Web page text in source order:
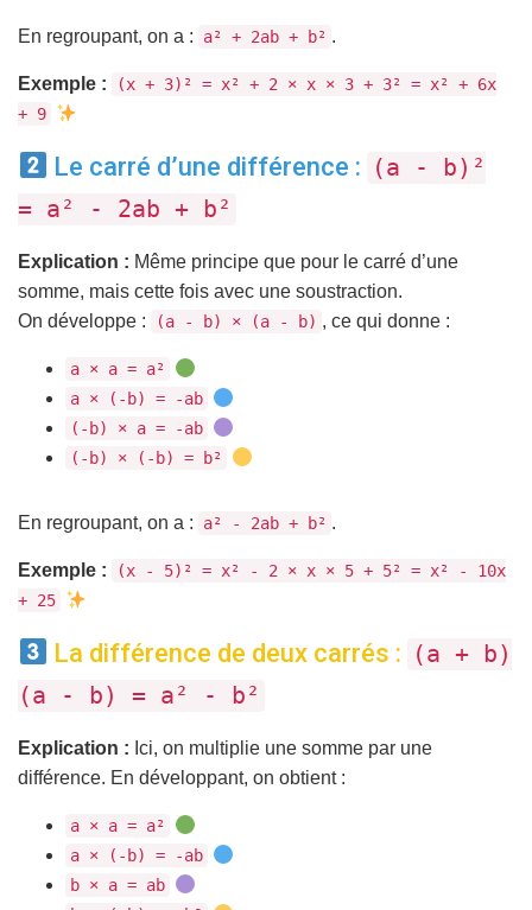
En regroupant, on a : a² + 2ab + b² .
Exemple :
(x + 3)² = x² + 2 × x × 3 + 3² = x² + 6x
+ 9
Le carré d’une différence :
(a - b)²
= a² - 2ab + b²
Explication : Même principe que pour le carré d’une
somme, mais cette fois avec une soustraction.
On développe :
(a - b) × (a - b) , ce qui donne :
a × a = a²
a × (-b) = -ab
(-b) × a = -ab
(-b) × (-b) = b²
En regroupant, on a : a² - 2ab + b² .
Exemple :
(x - 5)² = x² - 2 × x × 5 + 5² = x² - 10x
+ 25
La différence de deux carrés :
(a + b)
(a - b) = a² - b²
Explication : Ici, on multiplie une somme par une
différence. En développant, on obtient :
a × a = a²
a × (-b) = -ab
b × a = ab